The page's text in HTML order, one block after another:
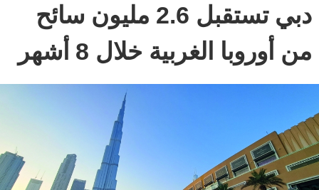
دبي تستقبل 2.6 مليون سائح
من أوروبا الغربية خلال 8 أشهر